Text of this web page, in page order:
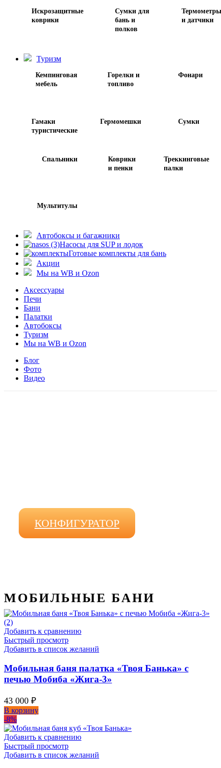
Искрозащитные
коврики
Сумки для
бань и
полков
Термометры
и датчики
Туризм
Кемпинговая
мебель
Горелки и
топливо
Фонари
Гамаки
туристические
Гермомешки Сумки
Спальники
Коврики
и пенки
Треккинговые
палки
Мультитулы
Автобоксы и багажники
Насосы для SUP и лодок
Готовые комплекты для бань
Акции
Мы на WB и Ozon
Аксессуары
Печи
Бани
Палатки
Автобоксы
Туризм
Мы на WB и Ozon
Блог
Фото
Видео
КОНФИГУРАТОР
МОБИЛЬНЫЕ БАНИ
Добавить к сравнению
Быстрый просмотр
Добавить в список желаний
Мобильная баня палатка «Твоя Банька» с
печью Мобиба «Жига-3»
43 000 ₽
В корзину
-8%
Добавить к сравнению
Быстрый просмотр
Добавить в список желаний